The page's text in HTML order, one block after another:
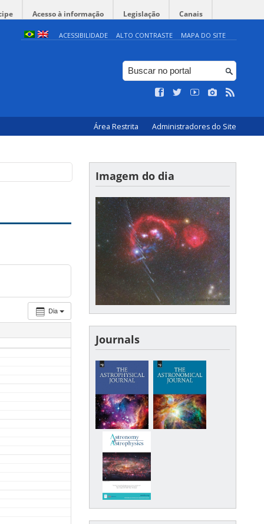
Acesso à informação Legislação Canais
ACESSIBILIDADE ALTO CONTRASTE MAPA DO SITE
Área Restrita Administradores do Site
Dia
Imagem do dia
Journals